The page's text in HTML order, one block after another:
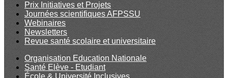
Prix Initiatives et Projets
Journées scientifiques AFPSSU
Webinaires
Newsletters
Revue santé scolaire et universitaire
Organisation Education Nationale
Santé Elève - Etudiant
École & Université Inclusives